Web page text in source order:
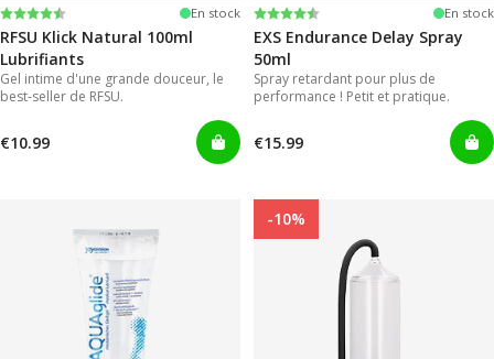
Note:
4.4 sur 5 étoiles En stock
RFSU Klick Natural 100ml
Lubrifiants
Gel intime d'une grande douceur, le
best-seller de RFSU.
€10.99
Note:
4.2 sur 5 étoiles En stock
EXS Endurance Delay Spray
50ml
Spray retardant pour plus de
performance ! Petit et pratique.
€15.99
-10%